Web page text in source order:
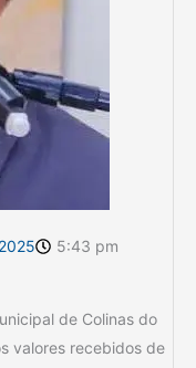
5:43 pm
de Colinas do
valores recebidos de